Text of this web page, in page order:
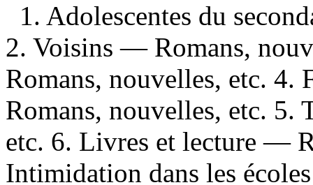
1. Adolescentes du
2. Voisins — Romans,
Romans, nouvelles, etc.
Romans, nouvelles, etc.
etc. 6. Livres et lecture —
Intimidation dans les